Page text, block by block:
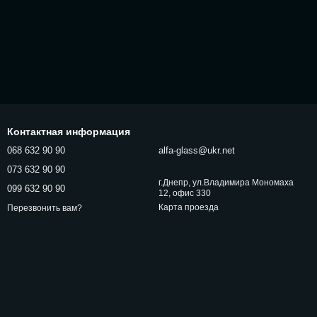
Контактная информация
068 632 90 90
073 632 90 90
099 632 90 90
Перезвонить вам?
alfa-glass@ukr.net
г.Днепр, ул.Владимира Мономаха
12, офис 330
Карта проезда